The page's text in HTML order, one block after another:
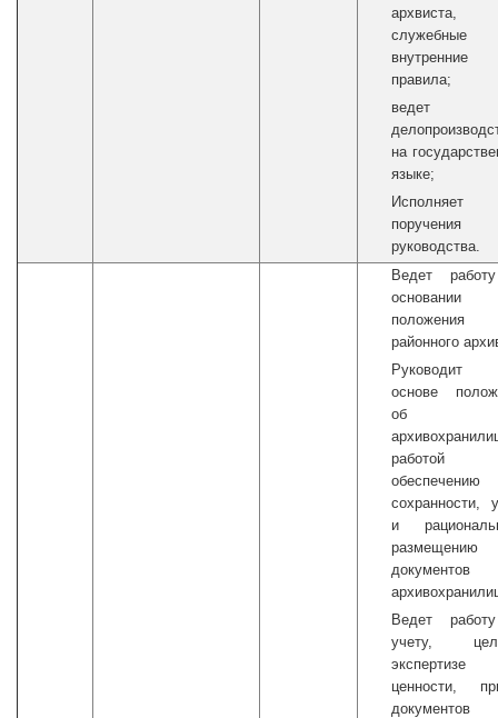
архвиста,
внутренние
правила;
ведет
на
языке;
Исполняет
поручения
руководства.
Ведет
основании
положения
районного
основе
об
работой
обеспечению
сохранности,
и
размещению
Ведет
учету,
экспертизе
ценности,